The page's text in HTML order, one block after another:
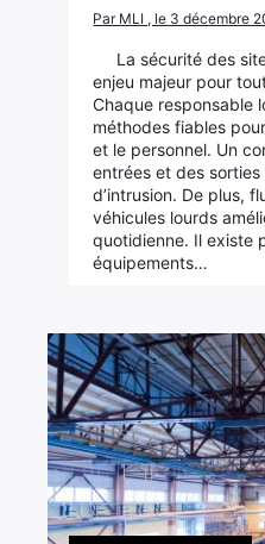
Par MLI , le 3 décembre
La sécurité des
enjeu majeur pour
Chaque responsable
méthodes fiables
et le personnel. Un
entrées et des
d’intrusion. De plus,
véhicules lourds
quotidienne. Il existe
équipements…